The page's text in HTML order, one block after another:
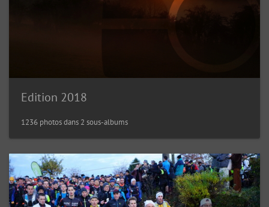
Edition 2018
1236 photos dans 2 sous-albums